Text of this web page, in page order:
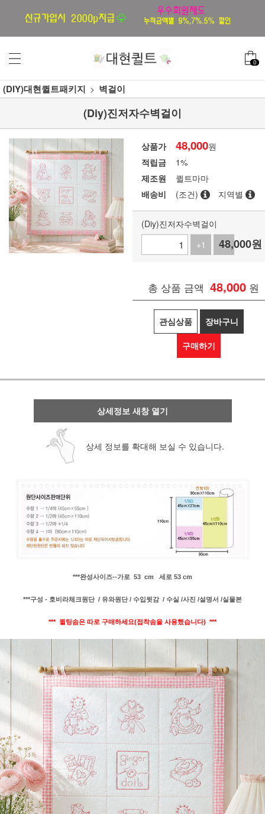
0
(DIY)대현퀼트패키지 벽걸이
(Diy)진저자수벽걸이
상품가 48,000원
적립금
1%
제조원
퀼트마마
배송비
(조건) 지역별
(Diy)진저자수벽걸이
+1
-1
48,000원
총 상품 금액 48,000 원
관심상품 장바구니
구매하기
상세정보 새창 열기
상세 정보를 확대해 보실 수 있습니다.
***완성사이즈--가로 53 cm 세로 53 cm
***구성 - 호비라체크원단 / 유와원단 / 수입뒷감 / 수실 /사진 /설명서 /실물본
*** 퀼팅솜은 따로 구매하세요(접착솜을 사용했습니다) ***